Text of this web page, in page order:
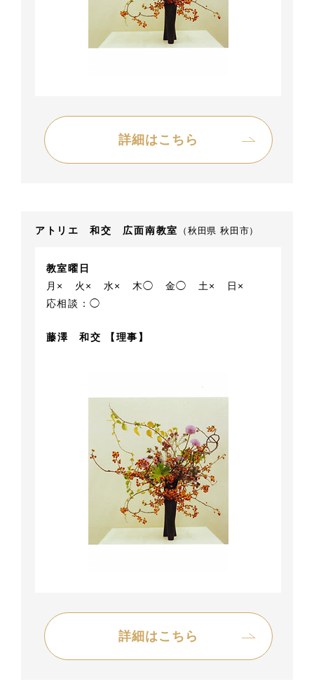
詳細はこちら
アトリエ 和交 広面南教室 （秋田県 秋田市）
教室曜日
月×
火× 水× 木◯ 金◯ 土×
日×
応相談：◯
藤澤 和交 【理事】
詳細はこちら